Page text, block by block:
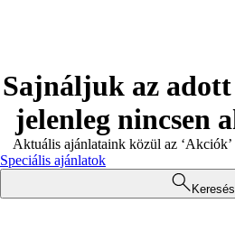
Sajnáljuk az
jelenleg nincsen
Aktuális ajánlataink közül az
Speciális ajánlatok
Keresés